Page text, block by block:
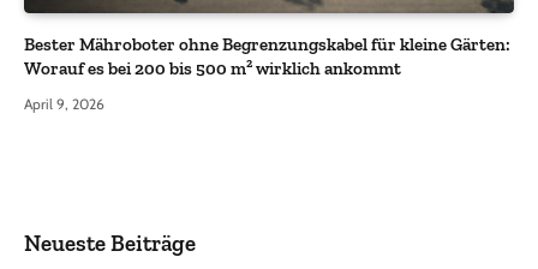
Bester Mähroboter ohne Begrenzungskabel für kleine Gärten:
Worauf es bei 200 bis 500 m² wirklich ankommt
April 9, 2026
Neueste Beiträge